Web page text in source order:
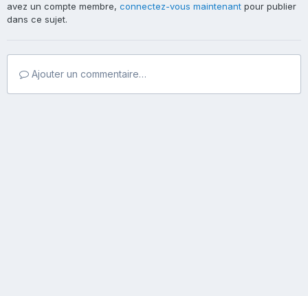
avez un compte membre, connectez-vous maintenant pour publier
dans ce sujet.
Ajouter un commentaire…